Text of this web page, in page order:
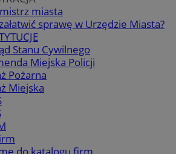
miasta
sprawę w Urzędzie Miasta?
Stanu Cywilnego
Miejska Policji
Pożarna
Miejska